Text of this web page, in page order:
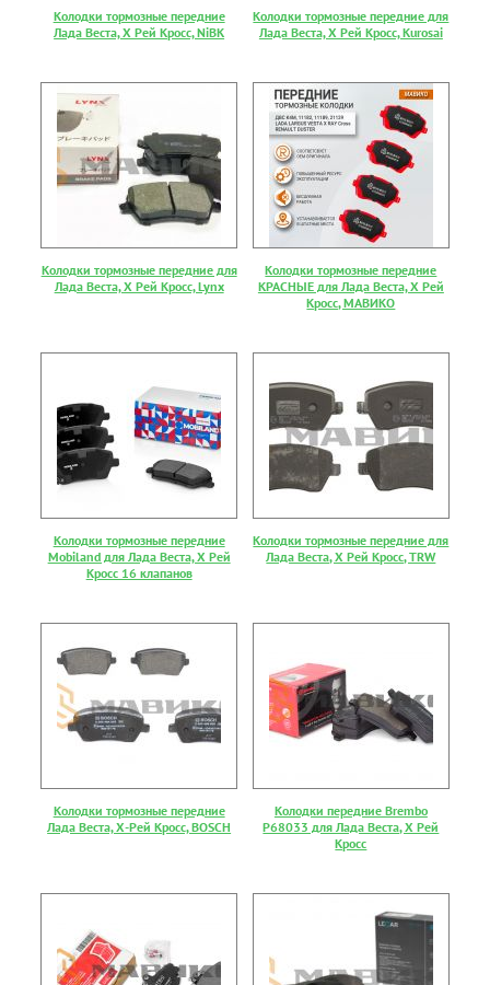
Колодки тормозные передние
Лада Веста, Х Рей Кросс, NiBK
Колодки тормозные передние для
Лада Веста, Х Рей Кросс, Kurosai
Колодки тормозные передние для
Лада Веста, Х Рей Кросс, Lynx
Колодки тормозные передние
КРАСНЫЕ для Лада Веста, Х Рей
Кросс, МАВИКО
Колодки тормозные передние
Mobiland для Лада Веста, Х Рей
Кросс 16 клапанов
Колодки тормозные передние для
Лада Веста, Х Рей Кросс, TRW
Колодки тормозные передние
Лада Веста, Х-Рей Кросс, BOSCH
Колодки передние Brembo
P68033 для Лада Веста, Х Рей
Кросс